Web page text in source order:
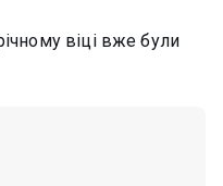
віці вже були